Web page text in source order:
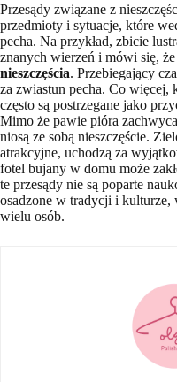
Przesądy związane z
przedmioty i sytuacje, które
pecha. Na przykład, zbicie
znanych wierzeń i mówi się,
nieszczęścia. Przebiegający
za zwiastun pecha. Co więcej,
często są postrzegane jako
Mimo że pawie pióra
niosą ze sobą nieszczęście.
atrakcyjne, uchodzą za
fotel bujany w domu może
te przesądy nie są poparte
osadzone w tradycji i kulturze,
wielu osób.